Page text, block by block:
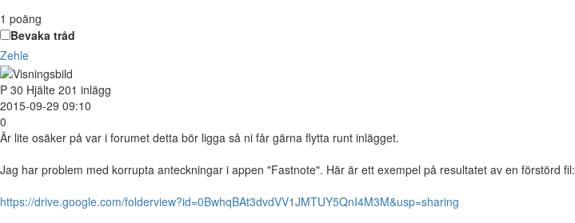
1 poäng
Bevaka tråd
Zehle
P 30 Hjälte 201 inlägg
2015-09-29 09:10
0
Är lite osäker på var i forumet detta bör ligga så ni får gärna flytta runt inlägget.
Jag har problem med korrupta anteckningar i appen "Fastnote". Här är ett exempel på resultatet av en förstörd fil:
https://drive.google.com/folderview?id=0BwhqBAt3dvdVV1JMTUY5QnI4M3M&usp=sharing